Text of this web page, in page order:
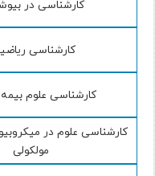
کارشناسی در
کارشناسی
کارشناسی علوم
کارشناسی علوم در
مولکولی